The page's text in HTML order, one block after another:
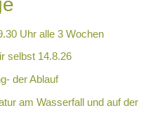
Uhr alle 3 Wochen
selbst 14.8.26
der Ablauf
am Wasserfall und auf der